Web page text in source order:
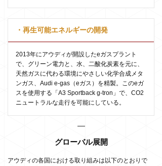
・再生可能エネルギーの開発
2013年にアウディが開設したeガスプラント
で、グリーン電力と、水、二酸化炭素を元に、
天然ガスに代わる環境にやさしい化学合成メタ
ンガス、Audi e-gas（eガス）を精製。このeガ
スを使用する「A3 Sportback g-tron」で、CO2
ニュートラルな走行を可能にしている。
グローバル展開
アウディの各国における取り組みは以下のとおりで